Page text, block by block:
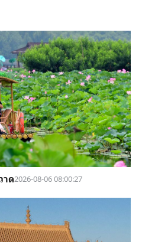
าด2026-08-06 08:00:27